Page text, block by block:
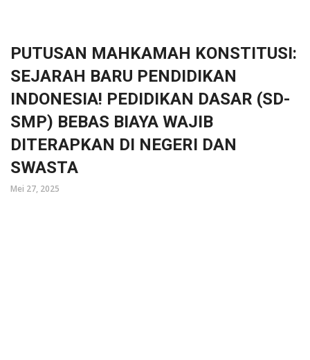
PUTUSAN MAHKAMAH KONSTITUSI:
SEJARAH BARU PENDIDIKAN
INDONESIA! PEDIDIKAN DASAR (SD-
SMP) BEBAS BIAYA WAJIB
DITERAPKAN DI NEGERI DAN
SWASTA
Mei 27, 2025